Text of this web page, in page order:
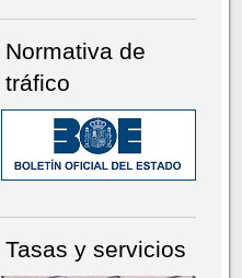
Normativa de
tráfico
Tasas y servicios